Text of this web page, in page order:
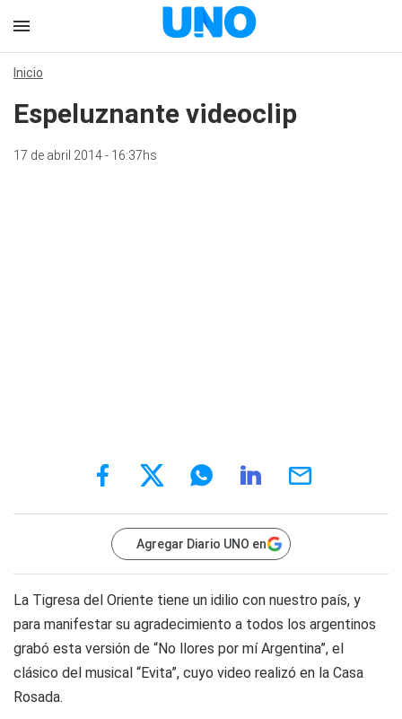
Inicio
Espeluznante videoclip
17 de abril 2014 - 16:37hs
Agregar Diario UNO en
La Tigresa del Oriente tiene un idilio con nuestro país, y
para manifestar su agradecimiento a todos los argentinos
grabó esta versión de “No llores por mí Argentina”, el
clásico del musical “Evita”, cuyo video realizó en la Casa
Rosada.